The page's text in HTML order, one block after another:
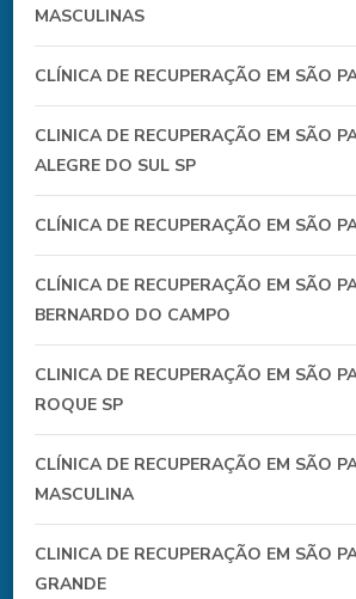
MASCULINAS
CLÍNICA DE RECUPERAÇÃO EM SÃO
CLINICA DE RECUPERAÇÃO EM SÃO
ALEGRE DO SUL SP
CLÍNICA DE RECUPERAÇÃO EM SÃO
CLÍNICA DE RECUPERAÇÃO EM SÃO
BERNARDO DO CAMPO
CLINICA DE RECUPERAÇÃO EM SÃO
ROQUE SP
CLÍNICA DE RECUPERAÇÃO EM SÃO
MASCULINA
CLINICA DE RECUPERAÇÃO EM SÃO
GRANDE